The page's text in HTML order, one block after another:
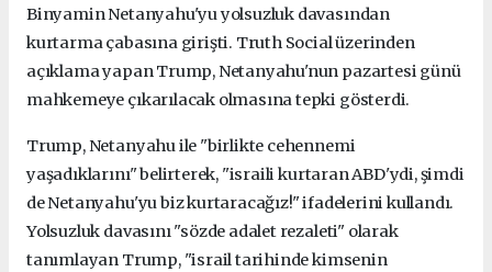
Binyamin Netanyahu'yu yolsuzluk davasından
kurtarma çabasına girişti. Truth Social üzerinden
açıklama yapan Trump, Netanyahu'nun pazartesi günü
mahkemeye çıkarılacak olmasına tepki gösterdi.
Trump, Netanyahu ile "birlikte cehennemi
yaşadıklarını" belirterek, "israili kurtaran ABD'ydi, şimdi
de Netanyahu'yu biz kurtaracağız!" ifadelerini kullandı.
Yolsuzluk davasını "sözde adalet rezaleti" olarak
tanımlayan Trump, "israil tarihinde kimsenin